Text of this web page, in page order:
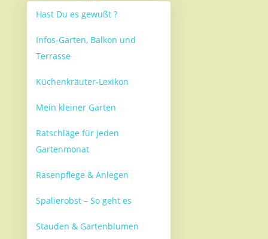
Hast Du es gewußt ?
Infos-Garten, Balkon und
Terrasse
Küchenkräuter-Lexikon
Mein kleiner Garten
Ratschläge für jeden
Gartenmonat
Rasenpflege & Anlegen
Spalierobst – So geht es
Stauden & Gartenblumen